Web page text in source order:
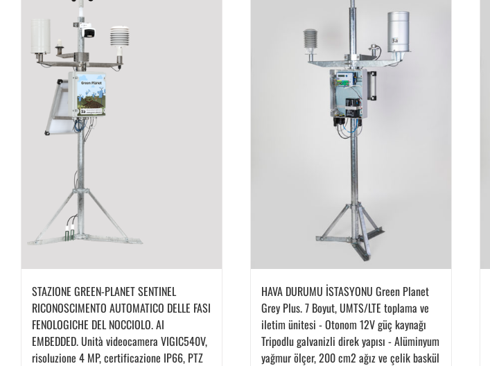
STAZIONE GREEN-PLANET SENTINEL
RICONOSCIMENTO AUTOMATICO DELLE FASI
FENOLOGICHE DEL NOCCIOLO. AI
EMBEDDED. Unità videocamera VIGIC540V,
risoluzione 4 MP, certificazione IP66, PTZ
HAVA DURUMU İSTASYONU Green Planet
Grey Plus. 7 Boyut, UMTS/LTE toplama ve
iletim ünitesi - Otonom 12V güç kaynağı
Tripodlu galvanizli direk yapısı - Alüminyum
yağmur ölçer, 200 cm2 ağız ve çelik baskül